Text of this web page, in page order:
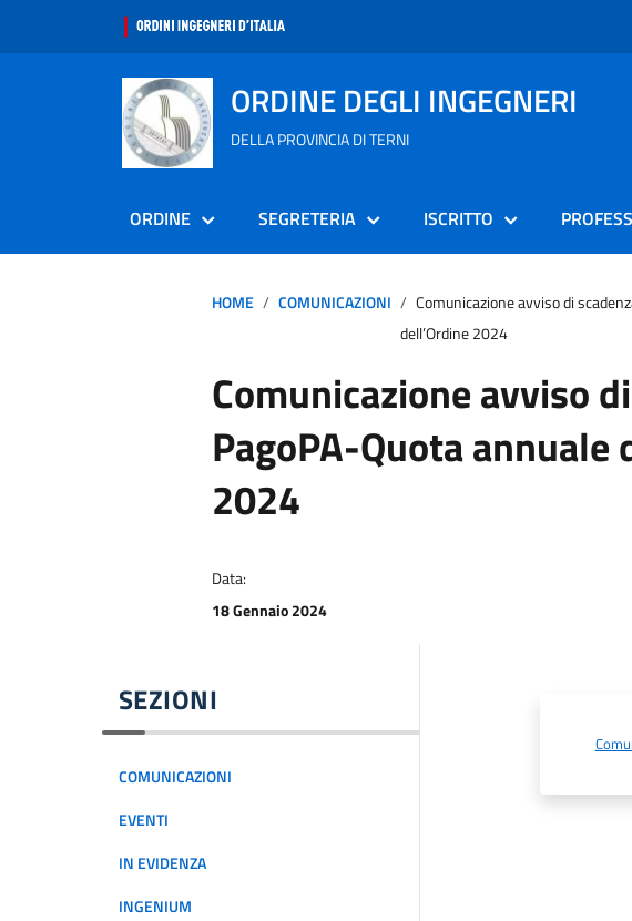
ORDINE DEGLI INGEGNERI
DELLA PROVINCIA DI TERNI
ORDINE SEGRETERIA ISCRITTO
HOME COMUNICAZIONI
Comunicazione avviso di
dell’Ordine 2024
Comunicazione avviso
PagoPA-Quota annuale
2024
Data:
18 Gennaio 2024
SEZIONI
COMUNICAZIONI
EVENTI
IN EVIDENZA
INGENIUM